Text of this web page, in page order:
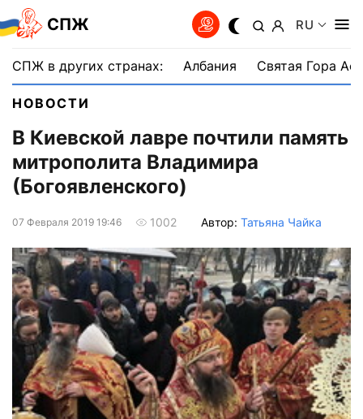
СПЖ RU
СПЖ в других странах: Албания Святая Гора
НОВОСТИ
В Киевской лавре почтили память
митрополита Владимира
(Богоявленского)
07 Февраля 2019 19:46 1002 Автор: Татьяна Чайка